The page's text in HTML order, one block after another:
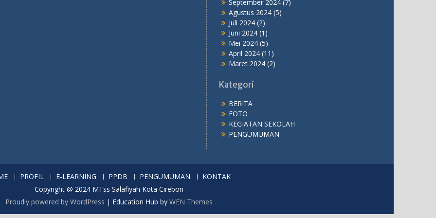
September 2024(7)
Agustus 2024(5)
Juli 2024(2)
Juni 2024(1)
Mei 2024(5)
April 2024(11)
Maret 2024(2)
Kategori
BERITA
FOTO
KEGIATAN SEKOLAH
PENGUMUMAN
PROFIL E-LEARNING PPDB PENGUMUMAN
KONTAK
Copyright @ 2024 MTss Salafiyah Kota Cirebon
Proudly powered by WordPress | Education Hub by WEN Themes